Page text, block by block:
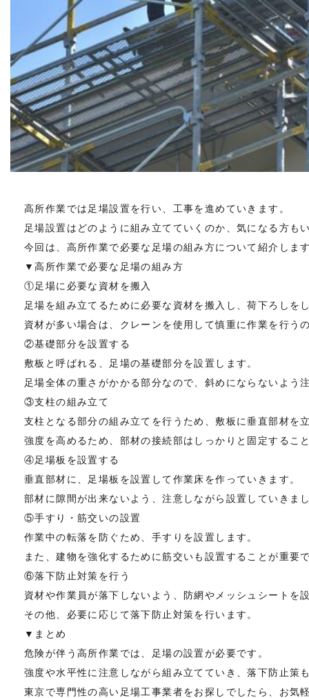
高所作業では足場設置を行い、工事を進めていきます。
足場設置はどのように組み立てていくのか、気になる方も
今回は、高所作業で必要な足場の組み方について紹介しま
▼高所作業で必要な足場の組み方
①足場に必要な資材を搬入
足場を組み立てるために必要な資材を搬入し、荷下ろしを
資材が多い場合は、クレーンを使用して慎重に作業を行う
②基礎部分を設置する
敷板と呼ばれる、足場の基礎部分を設置します。
足場全体の重さがかかる部分なので、斜めにならないよう
③支柱の組み立て
支柱となる部分の組み立てを行うため、敷板に垂直部材を
強度を高めるため、部材の接続部はしっかりと固定するこ
④足場板を設置する
垂直部材に、足場板を設置して作業床を作っていきます。
部材に隙間が出来ないよう、注意しながら設置していきま
⑤手すり・筋交いの設置
作業中の転落を防ぐため、手すりを設置します。
また、建物を強化するために筋交いも設置することが重要
⑥落下防止対策を行う
資材や作業員が落下しないよう、防網やメッシュシートを
その他、必要に応じて落下防止対策を行います。
▼まとめ
危険が伴う高所作業では、足場の設置が必要です。
強度や水平性に注意しながら組み立てていき、落下防止策
東京で専門性の高い足場工事業者をお探しでしたら、お気